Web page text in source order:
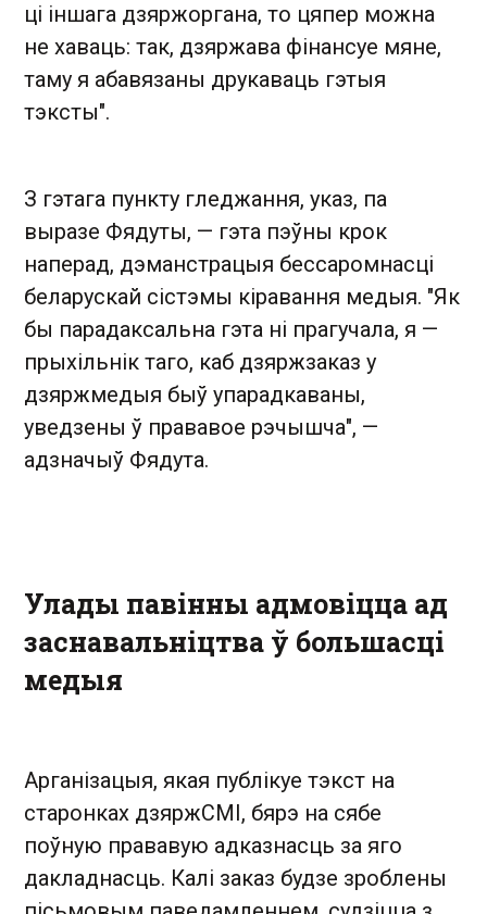
ці іншага дзяржоргана, то цяпер можна
не хаваць: так, дзяржава фінансуе мяне,
таму я абавязаны друкаваць гэтыя
тэксты".
З гэтага пункту гледжання, указ, па
выразе Фядуты, — гэта пэўны крок
наперад, дэманстрацыя бессаромнасці
беларускай сістэмы кіравання медыя. "Як
бы парадаксальна гэта ні прагучала, я —
прыхільнік таго, каб дзяржзаказ у
дзяржмедыя быў упарадкаваны,
уведзены ў прававое рэчышча", —
адзначыў Фядута.
Улады павінны адмовіцца ад
заснавальніцтва ў большасці
медыя
Арганізацыя, якая публікуе тэкст на
старонках дзяржСМІ, бярэ на сябе
поўную прававую адказнасць за яго
дакладнасць. Калі заказ будзе зроблены